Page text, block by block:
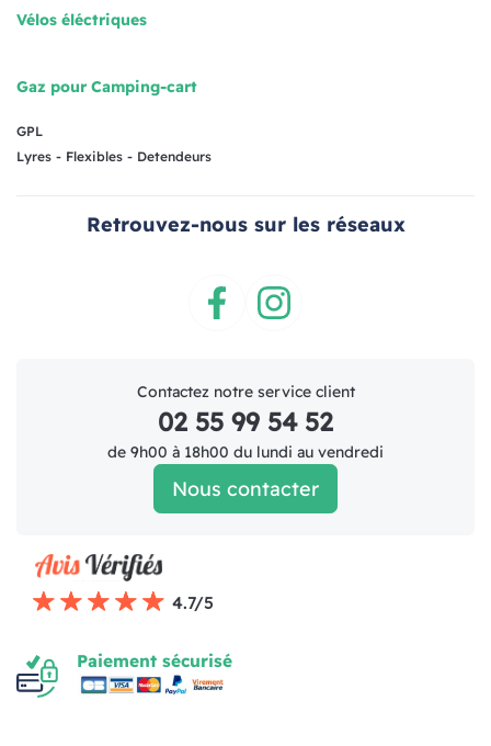
Vélos éléctriques
Gaz pour Camping-cart
GPL
Lyres - Flexibles - Detendeurs
Retrouvez-nous sur les réseaux
Contactez notre service client
02 55 99 54 52
de 9h00 à 18h00 du lundi au vendredi
Nous contacter
4.7/5
Paiement sécurisé